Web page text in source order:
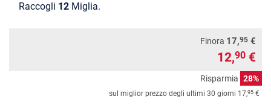
Raccogli 12 Miglia.
Finora 17,95 €
12,90 €
Risparmia 28%
sul miglior prezzo degli ultimi 30 giorni 17,95 €